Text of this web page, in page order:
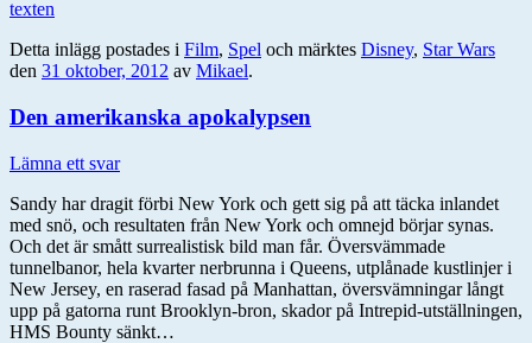
texten
Detta inlägg postades i Film, Spel och märktes Disney, Star Wars
den 31 oktober, 2012 av Mikael.
Den amerikanska apokalypsen
Lämna ett svar
Sandy har dragit förbi New York och gett sig på att täcka inlandet
med snö, och resultaten från New York och omnejd börjar synas.
Och det är smått surrealistisk bild man får. Översvämmade
tunnelbanor, hela kvarter nerbrunna i Queens, utplånade kustlinjer i
New Jersey, en raserad fasad på Manhattan, översvämningar långt
upp på gatorna runt Brooklyn-bron, skador på Intrepid-utställningen,
HMS Bounty sänkt…